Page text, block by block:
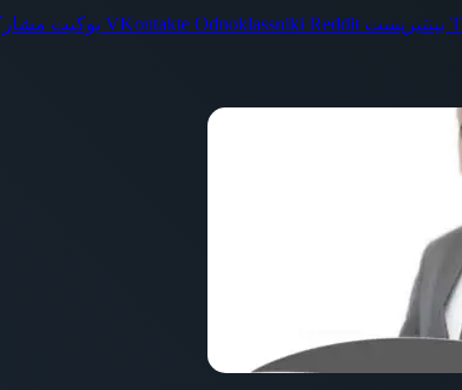
بينتيريست Odnoklassniki بوكيت